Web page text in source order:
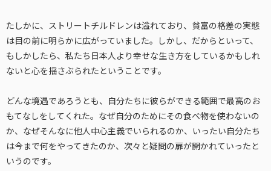
たしかに、ストリートチルドレンは溢れており、貧富の格差の実態
は目の前に明らかに広がっていました。しかし、だからといって、
もしかしたら、私たち日本人より幸せな生き方をしているかもしれ
ないと心を揺さぶられたということです。
どんな境遇であろうとも、自分たちに彼らができる範囲で最高のお
もてなしをしてくれた。なぜ自分のためにその食べ物を使わないの
か、なぜそんなに他人中心主義でいられるのか、いったい自分たち
は今まで何をやってきたのか、次々と疑問の扉が開かれていったと
いうのです。